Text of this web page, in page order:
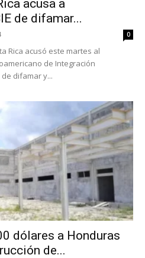
acusa a
de difamar...
0
Rica acusó este martes al
de Integración
de difamar y...
dólares a Honduras
de...